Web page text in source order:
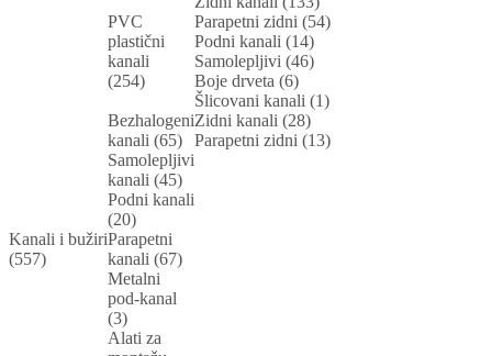
Kanali i bužiri
(557)
PVC
plastični
kanali
(254)
Parapetni zidni (54)
Podni kanali (14)
Samolepljivi (46)
Boje drveta (6)
Šlicovani kanali (1)
Bezhalogeni
kanali (65)
Zidni kanali (28)
Parapetni zidni (13)
Samolepljivi
kanali (45)
Podni kanali
(20)
Parapetni
kanali (67)
Metalni
pod-kanal
(3)
Alati za